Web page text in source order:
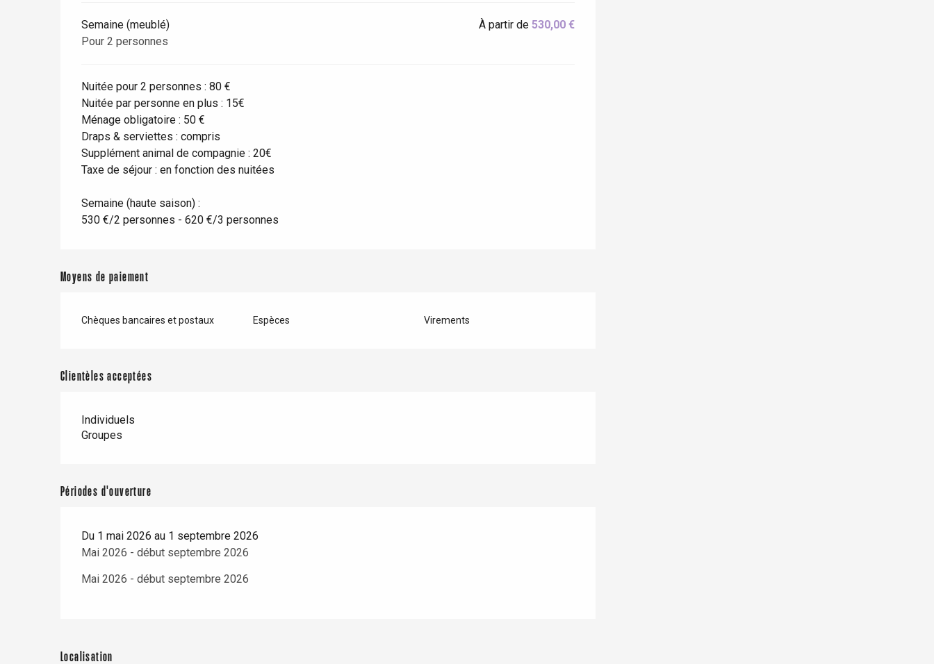
Paris 1h30
Semaine (meublé)
Pour 2 personnes
À partir de530,00 €
Nuitée pour 2 personnes : 80 €
Nuitée par personne en plus : 15€
Ménage obligatoire : 50 €
Draps & serviettes : compris
Supplément animal de compagnie : 20€
Taxe de séjour : en fonction des nuitées
Semaine (haute saison) :
530 €/2 personnes - 620 €/3 personnes
Moyens de paiement
Chèques bancaires et postaux Espèces Virements
Clientèles acceptées
Individuels
Groupes
Périodes d'ouverture
Du 1 mai 2026 au 1 septembre 2026
Mai 2026 - début septembre 2026
Mai 2026 - début septembre 2026
Localisation